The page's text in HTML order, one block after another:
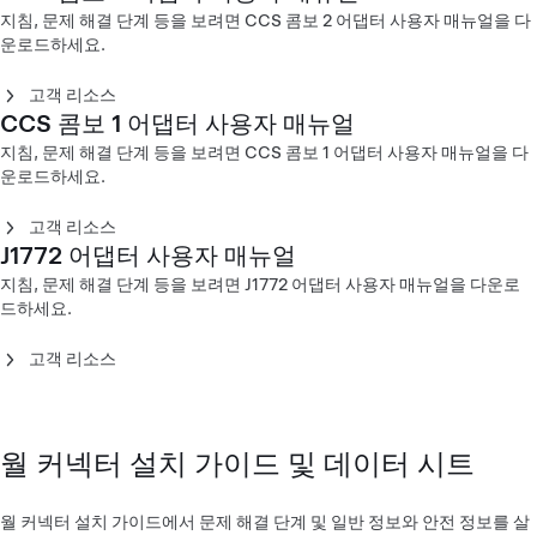
코드형 모바일 커넥터 Gen 1 사용자 매뉴얼 - 유럽
(Slovenščina)
CCS 콤보 1 어댑터 사용자 매뉴얼 - 북미(Français)
CCS 콤보 1 어댑터 사용자 매뉴얼 - 북미(Español)
CCS 콤보 1 어댑터 사용자 매뉴얼 - (한국어)‎
지침, 문제 해결 단계 등을 보려면 CCS 콤보 2 어댑터 사용자 매뉴얼을 다
운로드하세요.
고객 리소스
CCS 콤보 2 어댑터 사용자 매뉴얼(Čeština)
CCS 콤보 2 어댑터 사용자 매뉴얼(Dansk)
CCS 콤보 2 어댑터 사용자 매뉴얼(Deutsch)
CCS 콤보 2 어댑터 사용자 매뉴얼(English)
CCS 콤보 2 어댑터 사용자 매뉴얼(Français)
CCS 콤보 2 어댑터 사용자 매뉴얼(Italiano)
CCS 콤보 2 어댑터 사용자 매뉴얼(Nederlands)
CCS 콤보 2 어댑터 사용자 매뉴얼(Norsk)
CCS 콤보 2 어댑터 사용자 매뉴얼(Português)
CCS 콤보 1 어댑터 사용자 매뉴얼
지침, 문제 해결 단계 등을 보려면 CCS 콤보 1 어댑터 사용자 매뉴얼을 다
운로드하세요.
고객 리소스
CCS 콤보 1 어댑터 사용자 매뉴얼 - 북미(English)
CCS 콤보 1 어댑터 사용자 매뉴얼 - 북미(Français)
CCS 콤보 1 어댑터 사용자 매뉴얼(한국어)‎
J1772 어댑터 사용자 매뉴얼
지침, 문제 해결 단계 등을 보려면 J1772 어댑터 사용자 매뉴얼을 다운로
드하세요.
고객 리소스
월 커넥터 설치 가이드 및 데이터 시트
월 커넥터 설치 가이드에서 문제 해결 단계 및 일반 정보와 안전 정보를 살